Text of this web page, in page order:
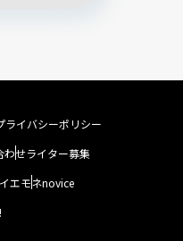
ライバシーポリシー
わせライター募集
イエモネnovice